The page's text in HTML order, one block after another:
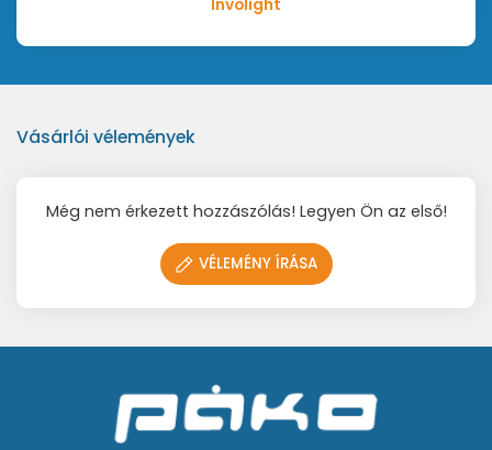
Involight
Vásárlói vélemények
Még nem érkezett hozzászólás! Legyen Ön az első!
VÉLEMÉNY ÍRÁSA